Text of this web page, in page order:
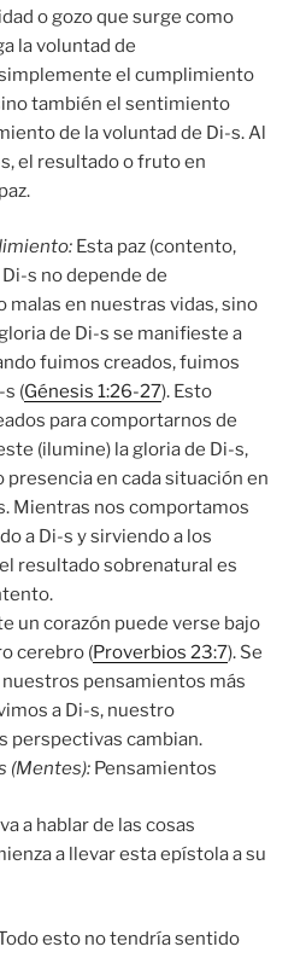
o gozo que surge como
la voluntad de
simplemente el cumplimiento
también el sentimiento
de la voluntad de Di-s. Al
el resultado o fruto en
: Esta paz (contento,
s no depende de
malas en nuestras vidas, sino
de Di-s se manifieste a
fuimos creados, fuimos
(Génesis 1:26-27). Esto
para comportarnos de
(ilumine) la gloria de Di-s,
presencia en cada situación en
Mientras nos comportamos
a Di-s y sirviendo a los
resultado sobrenatural es
un corazón puede verse bajo
cerebro (Proverbios 23:7). Se
pensamientos más
a Di-s, nuestro
perspectivas cambian.
(Mentes): Pensamientos
a hablar de las cosas
a llevar esta epístola a su
esto no tendría sentido